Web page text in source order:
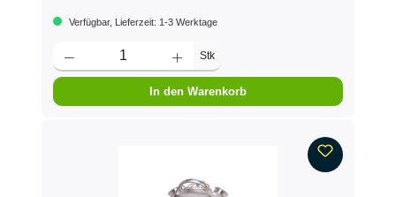
Verfügbar, Lieferzeit: 1-3 Werktage
Stk
In den Warenkorb